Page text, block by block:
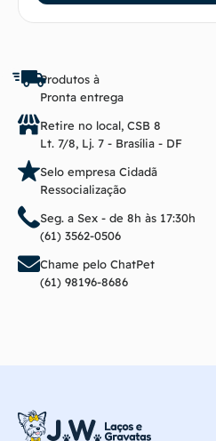
Produtos à
Pronta entrega
Retire no local, CSB 8
Lt. 7/8, Lj. 7 - Brasília - DF
Selo empresa Cidadã
Ressocialização
Seg. a Sex - de 8h às 17:30h
(61) 3562-0506
Chame pelo ChatPet
(61) 98196-8686